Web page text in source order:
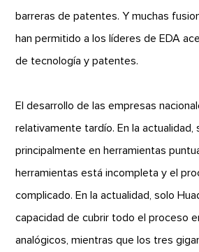
barreras de patentes. Y muchas
han permitido a los líderes de EDA
de tecnología y patentes.
El desarrollo de las empresas
relativamente tardío. En la actualidad,
principalmente en herramientas
herramientas está incompleta y el
complicado. En la actualidad, solo
capacidad de cubrir todo el proceso
analógicos, mientras que los tres